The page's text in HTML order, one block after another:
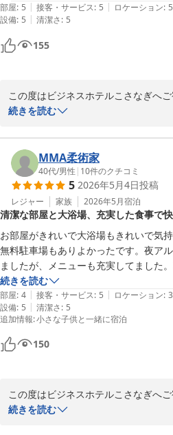
ビジネスホテルこさなぎ
ビジネスホテル こさなぎ
部屋: 5 | 接客・サービス: 5 | ロケーション: 5
設備: 5 | 清潔さ: 5
155
この度はビジネスホテルこさなぎへ
ございました。
その後、体調はいかがでしょうか？
今週末より夏の始まりのような天気
ご自愛くださいませ。
又、豊田市へお越しの際はビジネス
いませ。
心よりお越しをお待ちしております。
ビジネスホテルこさなぎ
ビジネスホテル こさなぎ
2026-05-13
続きを読む
MMA柔術家
40代/男性 | 10件のクチコミ
5 2026年5月4日投稿
レジャー 家族 2026年5月宿泊
清潔な部屋と大浴場、充実した食事で
お部屋がきれいで大浴場もきれいで気
無料駐車場もありよかったです。夜ア
ましたが、メニューも充実してました
ューを頼みとても絶品でお酒が進みま
料理がありよかったです。スタッフの
のでまた利用します。
続きを読む
部屋: 4 | 接客・サービス: 5 | ロケーション: 3
設備: 5 | 清潔さ: 5
追加情報:小さな子供と一緒に宿泊
150
この度はビジネスホテルこさなぎへ
ございました。
続きを読む